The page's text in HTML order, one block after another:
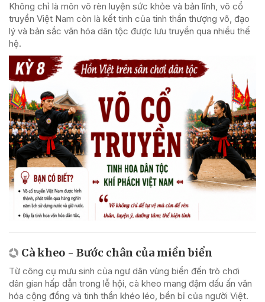
Không chỉ là môn võ rèn luyện sức khỏe và bản lĩnh, võ cổ
truyền Việt Nam còn là kết tinh của tinh thần thượng võ, đạo
lý và bản sắc văn hóa dân tộc được lưu truyền qua nhiều thế
hệ.
Cà kheo - Bước chân của miền biển
Từ công cụ mưu sinh của ngư dân vùng biển đến trò chơi
dân gian hấp dẫn trong lễ hội, cà kheo mang đậm dấu ấn văn
hóa cộng đồng và tinh thần khéo léo, bền bỉ của người Việt.